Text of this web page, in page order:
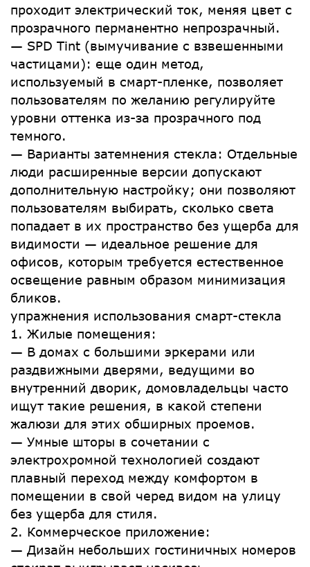
проходит электрический ток, меняя цвет с
прозрачного перманентно непрозрачный.
— SPD Tint (вымучивание с взвешенными
частицами): еще один метод,
используемый в смарт-пленке, позволяет
пользователям по желанию регулируйте
уровни оттенка из-за прозрачного под
темного.
— Варианты затемнения стекла: Отдельные
люди расширенные версии допускают
дополнительную настройку; они позволяют
пользователям выбирать, сколько света
попадает в их пространство без ущерба для
видимости — идеальное решение для
офисов, которым требуется естественное
освещение равным образом минимизация
бликов.
упражнения использования смарт-стекла
1. Жилые помещения:
— В домах с большими эркерами или
раздвижными дверями, ведущими во
внутренний дворик, домовладельцы часто
ищут такие решения, в какой степени
жалюзи для этих обширных проемов.
— Умные шторы в сочетании с
электрохромной технологией создают
плавный переход между комфортом в
помещении в свой черед видом на улицу
без ущерба для стиля.
2. Коммерческое приложение:
— Дизайн небольших гостиничных номеров